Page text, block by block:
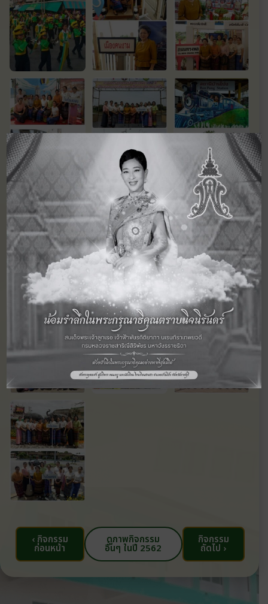
‹ กิจกรรม
ก่อนหน้า
ดูภาพกิจกรรม
อื่นๆ ในปี 2562
กิจกรรม
ถัดไป ›